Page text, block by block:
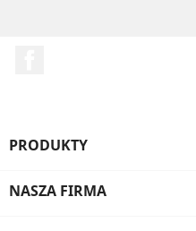
PRODUKTY
NASZA FIRMA